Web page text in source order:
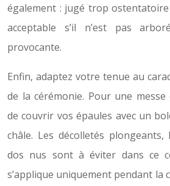
également : jugé trop
acceptable s’il n’est pas
provocante.
Enfin, adaptez votre tenue au
de la cérémonie. Pour une messe
de couvrir vos épaules avec un
châle. Les décolletés
dos nus sont à éviter dans ce
s’applique uniquement pendant la